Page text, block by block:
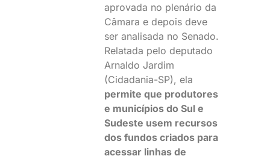
aprovada no plenário da
Câmara e depois deve
ser analisada no Senado.
Relatada pelo deputado
Arnaldo Jardim
(Cidadania-SP), ela
permite que produtores
e municípios do Sul e
Sudeste usem recursos
dos fundos criados para
acessar linhas de